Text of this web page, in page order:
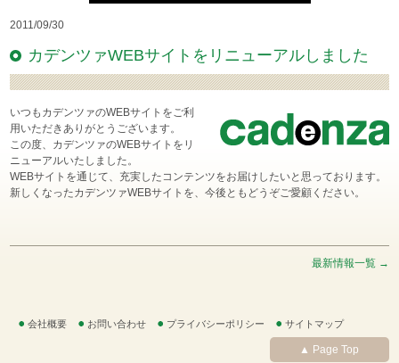
2011/09/30
カデンツァWEBサイトをリニューアルしました
いつもカデンツァのWEBサイトをご利
用いただきありがとうございます。
この度、カデンツァのWEBサイトをリ
ニューアルいたしました。
WEBサイトを通じて、充実したコンテンツをお届けしたいと思っております。
新しくなったカデンツァWEBサイトを、今後ともどうぞご愛顧ください。
最新情報一覧 →
会社概要 お問い合わせ プライバシーポリシー サイトマップ
▲ Page Top